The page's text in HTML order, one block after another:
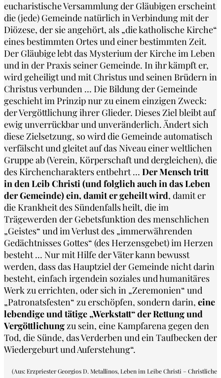
eucharistische Versammlung der Gläubigen erscheint
die (jede) Gemeinde natürlich in Verbindung mit der
Diözese, der sie angehört, als „die katholische Kirche“
eines bestimmten Ortes und einer bestimmten Zeit.
Der Gläubige lebt das Mysterium der Kirche im Leben
und in der Praxis seiner Gemeinde. In ihr kämpft er,
wird geheiligt und mit Christus und seinen Brüdern in
Christus verbunden … Die Bildung der Gemeinde
geschieht im Prinzip nur zu einem einzigen Zweck:
der Vergöttlichung ihrer Glieder. Dieses Ziel bleibt auf
ewig unverrückbar und unveränderlich. Ändert sich
diese Zielsetzung, so wird die Gemeinde automatisch
verfälscht und gleitet auf das Niveau einer weltlichen
Gruppe ab (Verein, Körperschaft und dergleichen), die
des Kirchencharakters entbehrt … Der Mensch tritt
in den Leib Christi (und folglich auch in das Leben
der Gemeinde) ein, damit er geheilt wird, damit er
die Krankheit des Sündenfalls heilt, die im
Trägewerden der Gebetsfunktion des menschlichen
„Geistes“ und im Verlust des „immerwährenden
Gedächtnisses Gottes“ (des Herzensgebet) im Herzen
besteht … Nur mit Hilfe der Väter kann bewusst
werden, dass das Hauptziel der Gemeinde nicht darin
besteht, einfach irgendein soziales und humanitäres
Werk zu errichten, oder sich in „Zeremonien“ und
„Patronatsfesten“ zu erschöpfen, sondern darin, eine
lebendige und tätige „Werkstatt“ der Rettung und
Vergöttlichung zu sein, eine Kampfarena gegen den
Tod, die Sünde, das Verderben und ein Taufbecken der
Wiedergeburt und Auferstehung“.
(Aus: Erzpriester Georgios D. Metallinos, Leben im Leibe Christi – Christliche